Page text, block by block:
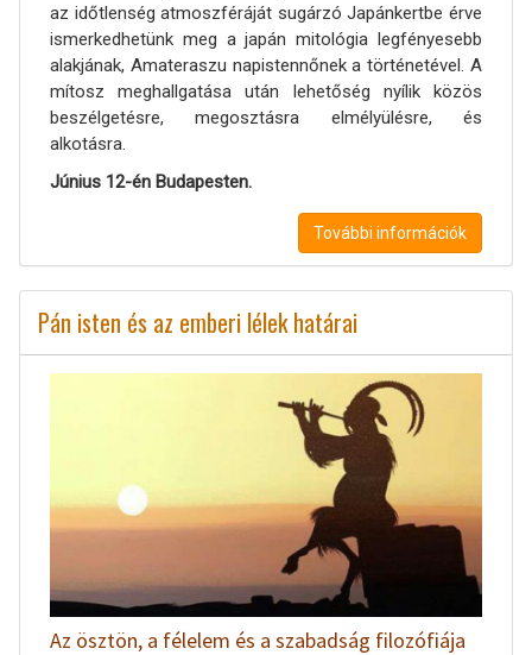
az időtlenség atmoszféráját sugárzó Japánkertbe érve
ismerkedhetünk meg a japán mitológia legfényesebb
alakjának, Amateraszu napistennőnek a történetével. A
mítosz meghallgatása után lehetőség nyílik közös
beszélgetésre, megosztásra elmélyülésre, és
alkotásra.
Június 12-én Budapesten.
További információk
Pán isten és az emberi lélek határai
Az ösztön, a félelem és a szabadság filozófiája